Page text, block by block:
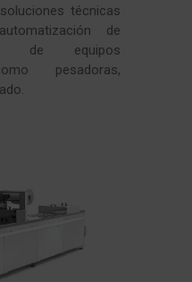
técnicas
de
de equipos
pesadoras,